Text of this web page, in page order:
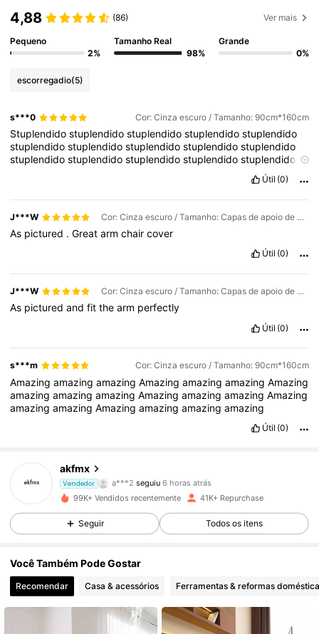
4,88 (86) Ver mais
Pequeno
2%
Tamanho Real
98%
Grande
0%
escorregadio(5)
s***0 Cor: Cinza escuro / Tamanho: 90cm*160cm
Stuplendidostuplendidostuplendidostuplendidostuplendido
stuplendidostuplendidostuplendidostuplendidostuplendido
stuplendidostuplendidostuplendidostuplendidostuplendido
stuplendido
Útil (0)
J***W Cor: Cinza escuro / Tamanho: Capas de apoio de braço
As pictured .Greatarmchaircover
Útil (0)
J***W Cor: Cinza escuro / Tamanho: Capas de apoio de braço
As picturedandfitthearm perfectly
Útil (0)
s***m Cor: Cinza escuro / Tamanho: 90cm*160cm
AmazingamazingamazingAmazingamazingamazingAmazing
amazingamazingamazingAmazingamazingamazingAmazing
amazingamazingAmazingamazingamazingamazing
Útil (0)
akfmx
Vendedor a***2 seguiu 6 horas atrás
6K Seguidores
99K+ Vendidos recentemente 41K+ Repurchase
Seguir Todos os itens
Você Também Pode Gostar
Recomendar Casa & acessórios Ferramentas & reformas